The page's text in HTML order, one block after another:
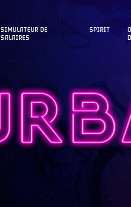
SIMULATEUR DE
SALAIRES
SPIRIT